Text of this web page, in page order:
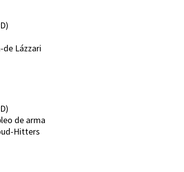
Lázzari
de arma
Hitters